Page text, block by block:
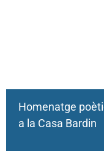
Homenatge
a la Casa Bardin